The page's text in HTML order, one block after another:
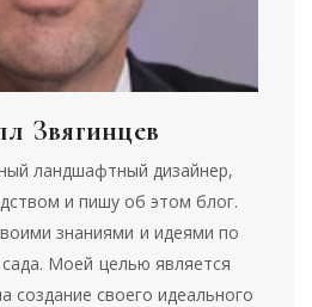
Звягинцев
ландшафтный дизайнер,
и пишу об этом блог.
знаниями и идеями по
сада. Моей целью является
создание своего идеального